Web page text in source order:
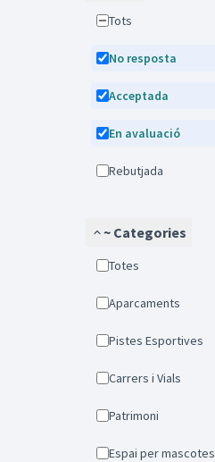
Tots
No resposta
Acceptada
En avaluació
Rebutjada
~ Categories
Totes
Aparcaments
Pistes Esportives
Carrers i Vials
Patrimoni
Espai per mascotes